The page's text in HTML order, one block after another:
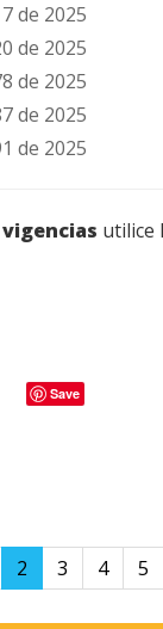
de 2025
de 2025
de 2025
de 2025
de 2025
vigencias utilice
Save
2 3 4 5